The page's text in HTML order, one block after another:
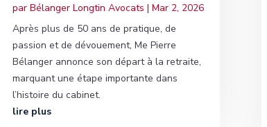
par Bélanger Longtin Avocats | Mar 2, 2026
Après plus de 50 ans de pratique, de
passion et de dévouement, Me Pierre
Bélanger annonce son départ à la retraite,
marquant une étape importante dans
l’histoire du cabinet.
lire plus